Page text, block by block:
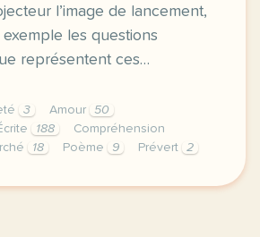
l’image de lancement,
les questions
représentent ces…
3 Amour
50
188
Compréhension
18 Poème 9 Prévert 2
pour toi mon amour de